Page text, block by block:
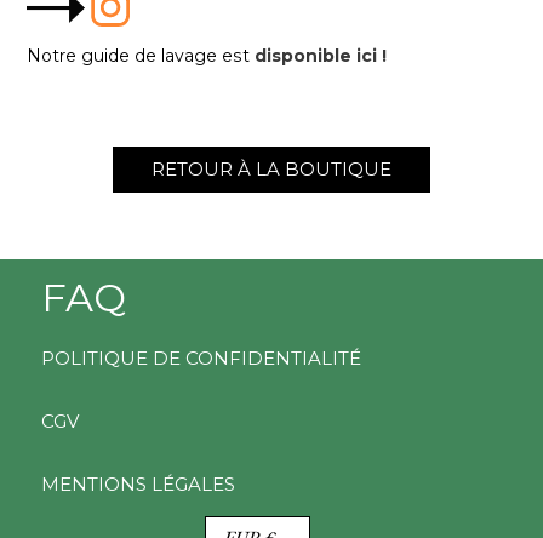
Notre guide de lavage est disponible ici !
RETOUR À LA BOUTIQUE
FAQ
POLITIQUE DE CONFIDENTIALITÉ
CGV
MENTIONS LÉGALES
D